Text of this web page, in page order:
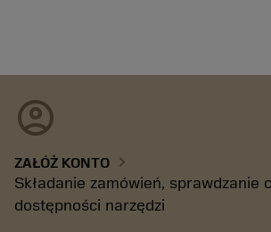
account_circle
ZAŁÓŻ KONTO chevron_right
Składanie zamówień, sprawdzanie
dostępności narzędzi